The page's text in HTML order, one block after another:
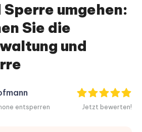
Sperre umgehen:
Sie die
und
entsperren Jetzt bewerten!